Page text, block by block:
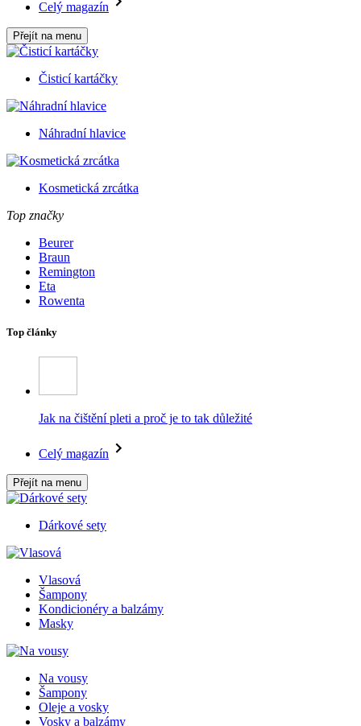
Celý magazín
Přejít na menu
Čisticí kartáčky
Náhradní hlavice
Kosmetická zrcátka
Top značky
Beurer
Braun
Remington
Eta
Rowenta
Top články
Jak na čištění pleti a proč je to tak důležité
Celý magazín
Přejít na menu
Dárkové sety
Vlasová
Šampony
Kondicionéry a balzámy
Masky
Na vousy
Šampony
Oleje a vosky
Vosky a balzámy